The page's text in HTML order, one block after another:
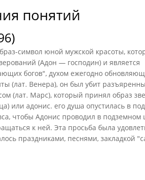
понятий
символ юной мужской красоты,
(Адон — господин) и является
богов", духом ежегодно
(лат. Венера), он был убит
(лат. Марс), который принял образ
или адонис. его душа опустилась в
чтобы Адонис проводил в подземном
к ней. Эта просьба была
праздниками, песнями, закладкой